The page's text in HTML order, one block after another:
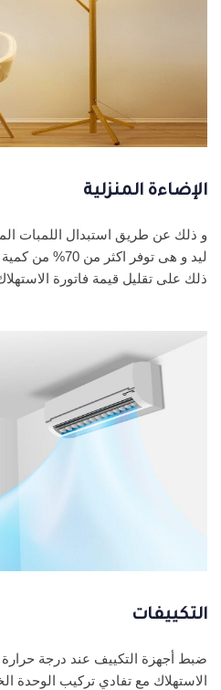
الإضاءة المنزلية
و ذلك عن طريق استبدال اللمبات
ليد و هى توفر
ذلك على تقليل قيمة فاتورة
التكييفات